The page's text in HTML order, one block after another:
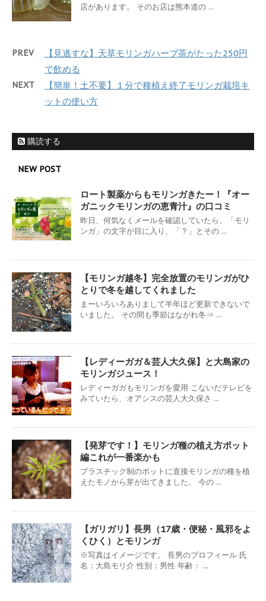
店があります。 そのお店は熊本道の ...
PREV
【見逃すな】天草モリンガハーブ茶がたった250円
で飲める
NEXT
【簡単！土不要】１分で種植え終了モリンガ栽培キ
ットの使い方
購読する
NEW POST
ロート製薬からもモリンガきたー！『オー
ガニックモリンガの恵青汁』の口コミ
昨日、何気なくメールを確認していたら、「モリ
ンガ」の文字が目に入り、「？」とその ...
【モリンガ越冬】完全放置のモリンガがひ
とりで冬を越してくれました
まーいろいろありまして半年ほど更新できないで
いました。 その間も季節はながれ冬⇒ ...
【レディーガガ＆芸人大久保】と大島家の
モリンガジュース！
レディーガガもモリンガを愛用 こないだテレビを
みていたら、オアシスの芸人大久保さ ...
【発芽です！】モリンガ種の植え方ポット
編これが一番楽かも
プラスチック制のポットに直接モリンガの種を植
えたモノから芽が出てきました。 今の ...
【ガリガリ】長男（17歳・便秘・風邪をよ
くひく）とモリンガ
※写真はイメージです。 長男のプロフィール 氏
名：大島モリ介 性別：男性 年齢： ...